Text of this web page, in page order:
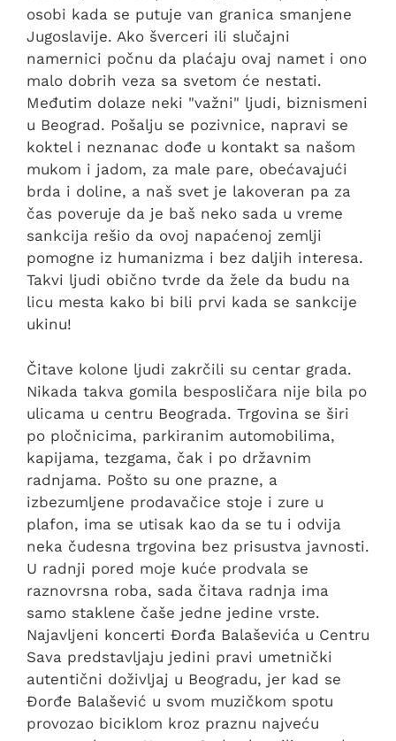
osobi kada se putuje van granica smanjene
Jugoslavije. Ako šverceri ili slučajni
namernici počnu da plaćaju ovaj namet i ono
malo dobrih veza sa svetom će nestati.
Međutim dolaze neki "važni" ljudi, biznismeni
u Beograd. Pošalju se pozivnice, napravi se
koktel i neznanac dođe u kontakt sa našom
mukom i jadom, za male pare, obećavajući
brda i doline, a naš svet je lakoveran pa za
čas poveruje da je baš neko sada u vreme
sankcija rešio da ovoj napaćenoj zemlji
pomogne iz humanizma i bez daljih interesa.
Takvi ljudi obično tvrde da žele da budu na
licu mesta kako bi bili prvi kada se sankcije
ukinu!
Čitave kolone ljudi zakrčili su centar grada.
Nikada takva gomila besposličara nije bila po
ulicama u centru Beograda. Trgovina se širi
po pločnicima, parkiranim automobilima,
kapijama, tezgama, čak i po državnim
radnjama. Pošto su one prazne, a
izbezumljene prodavačice stoje i zure u
plafon, ima se utisak kao da se tu i odvija
neka čudesna trgovina bez prisustva javnosti.
U radnji pored moje kuće prodvala se
raznovrsna roba, sada čitava radnja ima
samo staklene čaše jedne jedine vrste.
Najavljeni koncerti Đorđa Balaševića u Centru
Sava predstavljaju jedini pravi umetnički
autentični doživljaj u Beogradu, jer kad se
Đorđe Balašević u svom muzičkom spotu
provozao biciklom kroz praznu najveću